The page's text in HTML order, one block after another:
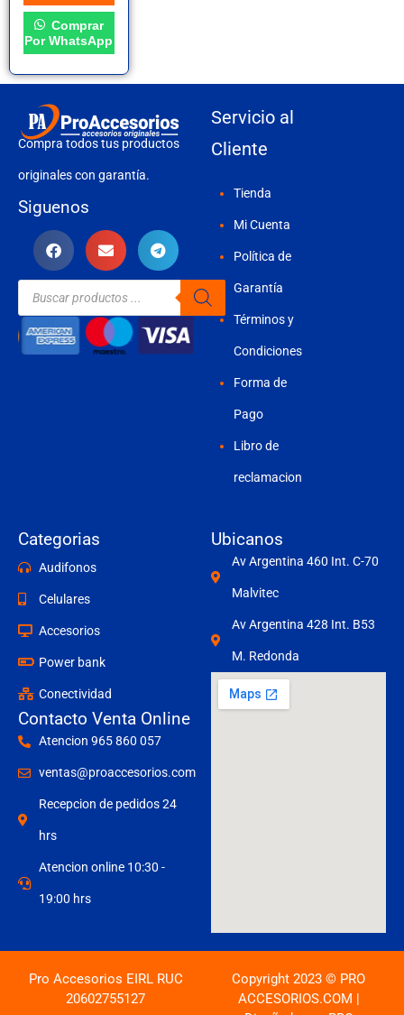
página
de
producto
Comprar
Por WhatsApp
Compra todos tus productos
originales con garantía.
Siguenos
Búsqueda
productos
Servicio al
Cliente
Tienda
Mi Cuenta
Política de
Garantía
Términos y
Condiciones
Forma de
Pago
Libro de
reclamacion
Categorias
Audifonos
Celulares
Accesorios
Power bank
Conectividad
Contacto Venta Online
Atencion 965 860 057
ventas@proaccesorios.com
Recepcion de pedidos 24
hrs
Atencion online 10:30 -
19:00 hrs
Ubicanos
Av Argentina 460 Int. C-70
Malvitec
Av Argentina 428 Int. B53
M. Redonda
Pro Accesorios EIRL RUC
20602755127
Copyright 2023 © PRO
ACCESORIOS.COM |